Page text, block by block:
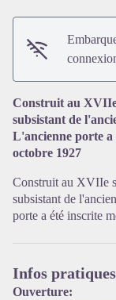
Construit au XVIIe
subsistant de
L'ancienne porte a
octobre 1927
Construit au XVIIe
subsistant de
porte a été inscrite
Infos pratiques
Ouverture: